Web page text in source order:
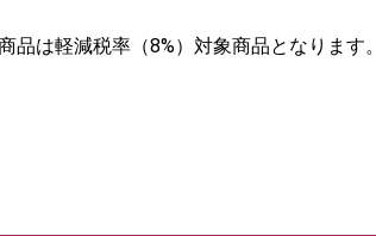
は軽減税率（8%）対象商品となります。